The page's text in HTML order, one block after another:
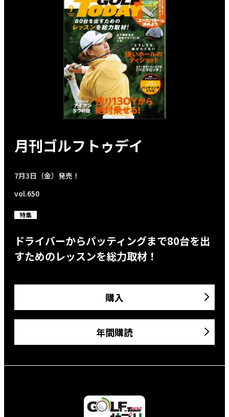
月刊ゴルフトゥデイ
7月3日（金）発売！
vol.650
特集
ドライバーからパッティングまで80台を出
すためのレッスンを総力取材！
購入
年間購読